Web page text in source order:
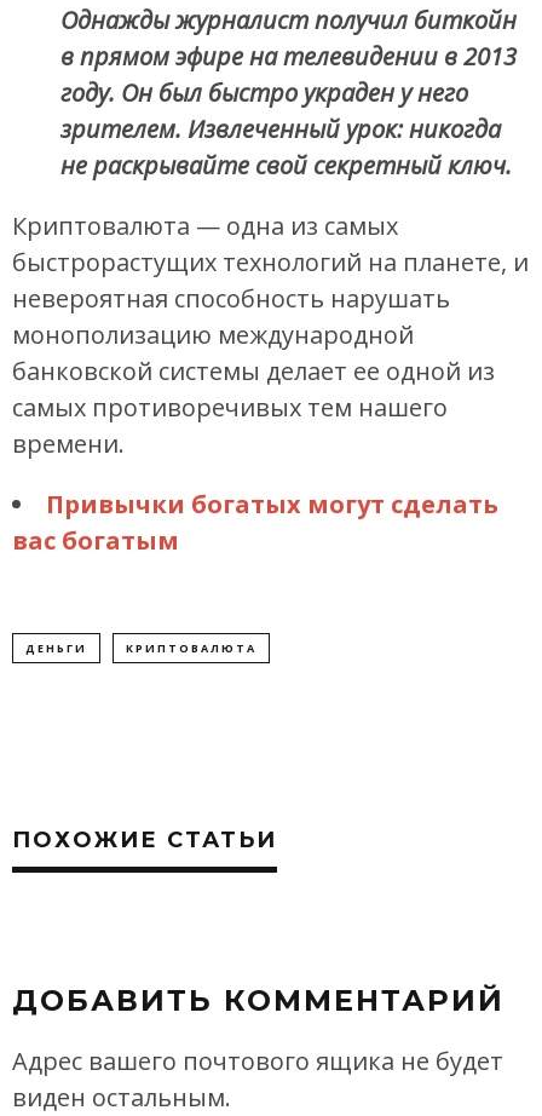
Однажды журналист получил биткойн
в прямом эфире на телевидении в 2013
году. Он был быстро украден у него
зрителем. Извлеченный урок: никогда
не раскрывайте свой секретный ключ.
Криптовалюта — одна из самых
быстрорастущих технологий на планете, и
невероятная способность нарушать
монополизацию международной
банковской системы делает ее одной из
самых противоречивых тем нашего
времени.
Привычки богатых могут сделать
вас богатым
ДЕНЬГИ КРИПТОВАЛЮТА
ПОХОЖИЕ СТАТЬИ
ДОБАВИТЬ КОММЕНТАРИЙ
Адрес вашего почтового ящика не будет
виден остальным.